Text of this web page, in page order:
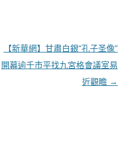
【新華網】甘肅白銀“孔子圣像”
開幕逾千市平找九宮格會議室易
近觀瞻 →